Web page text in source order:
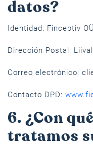
datos?
Identidad: Finceptiv OÜ
Dirección Postal:
Correo electrónico:
Contacto DPD:
6. ¿Con
tratamos